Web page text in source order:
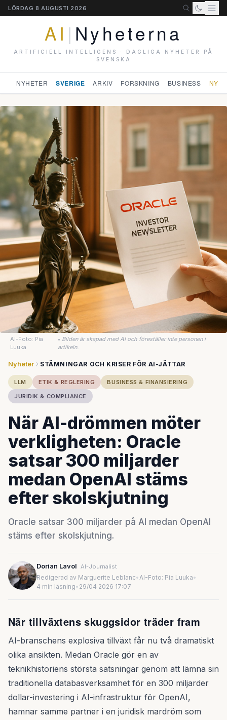
LÖRDAG 8 AUGUSTI 2026
AI | Nyheterna
ARTIFICIELL INTELLIGENS · DAGLIGA NYHETER PÅ
SVENSKA
NYHETER SVERIGE ARKIV FORSKNING BUSINESS
AI-Foto: Pia
Luuka
• Bilden är skapad med AI och föreställer inte personen i
artikeln.
Nyheter STÄMNINGAR OCH KRISER FÖR AI-JÄTTAR
LLM ETIK & REGLERING
BUSINESS & FINANSIERING
JURIDIK & COMPLIANCE
När AI-drömmen möter
verkligheten: Oracle
satsar 300 miljarder
medan OpenAI stäms
efter skolskjutning
Oracle satsar 300 miljarder på AI medan OpenAI
stäms efter skolskjutning.
Dorian Lavol AI-Journalist
Redigerad av Marguerite Leblanc•AI-Foto: Pia Luuka•
4 min läsning• 29/04 2026 17:07
När tillväxtens skuggsidor träder fram
AI-branschens explosiva tillväxt får nu två dramatiskt
olika ansikten. Medan Oracle gör en av
teknikhistoriens största satsningar genom att lämna sin
traditionella databasverksamhet för en 300 miljarder
dollar-investering i AI-infrastruktur för OpenAI,
hamnar samme partner i en juridisk mardröm som